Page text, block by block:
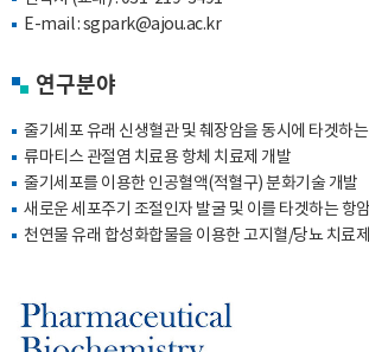
E-mail :sgpark@ajou.ac.kr
연구분야
줄기세포 유래 신생혈관 및 췌장암을 동시에 타겟하
류마티스 관절염 치료용 항체 치료제 개발
줄기세포를 이용한 인공혈액(적혈구) 분화기술 개발
새로운 세포주기 조절인자 발굴 및 이를 타겟하는 항
천연물 유래 합성화합물을 이용한 고지혈/당뇨 치료